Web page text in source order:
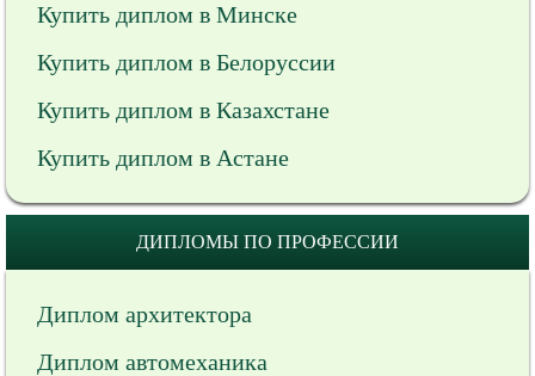
Купить диплом в Минске
Купить диплом в Белоруссии
Купить диплом в Казахстане
Купить диплом в Астане
ДИПЛОМЫ ПО ПРОФЕССИИ
Диплом архитектора
Диплом автомеханика